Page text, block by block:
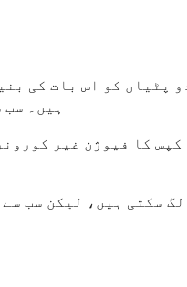
پٹیاں کو اس بات کی
ہیں۔ سب
لگ سکتی ہیں، لیکن سب